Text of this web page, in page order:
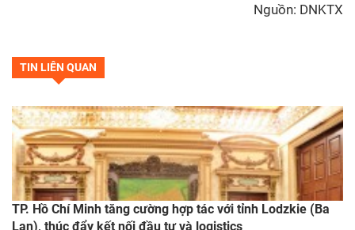
Nguồn: DNKTX
TIN LIÊN QUAN
TP. Hồ Chí Minh tăng cường hợp tác với tỉnh Lodzkie (Ba
Lan), thúc đẩy kết nối đầu tư và logistics